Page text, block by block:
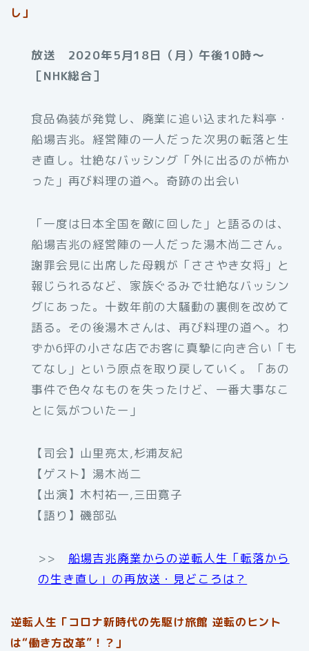
し」
放送 2020年5月18日（月）午後10時〜
［NHK総合］
食品偽装が発覚し、廃業に追い込まれた料亭・
船場吉兆。経営陣の一人だった次男の転落と生
き直し。壮絶なバッシング「外に出るのが怖か
った」再び料理の道へ。奇跡の出会い
「一度は日本全国を敵に回した」と語るのは、
船場吉兆の経営陣の一人だった湯木尚二さん。
謝罪会見に出席した母親が「ささやき女将」と
報じられるなど、家族ぐるみで壮絶なバッシン
グにあった。十数年前の大騒動の裏側を改めて
語る。その後湯木さんは、再び料理の道へ。わ
ずか6坪の小さな店でお客に真摯に向き合い「も
てなし」という原点を取り戻していく。「あの
事件で色々なものを失ったけど、一番大事なこ
とに気がついたー」
【司会】山里亮太,杉浦友紀
【ゲスト】湯木尚二
【出演】木村祐一,三田寛子
【語り】磯部弘
>> 船場吉兆廃業からの逆転人生「転落から
の生き直し」の再放送・見どころは？
逆転人生「コロナ新時代の先駆け旅館 逆転のヒント
は“働き方改革”！？」